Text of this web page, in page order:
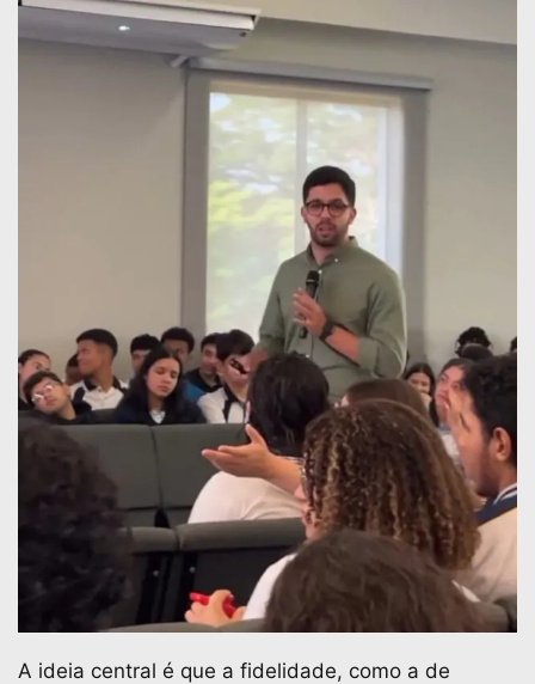
A ideia central é que a fidelidade, como a de